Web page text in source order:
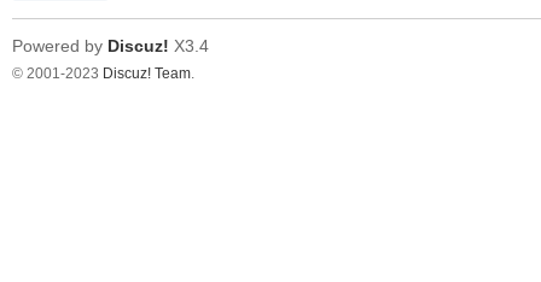
Powered by Discuz! X3.4
© 2001-2023 Discuz! Team.